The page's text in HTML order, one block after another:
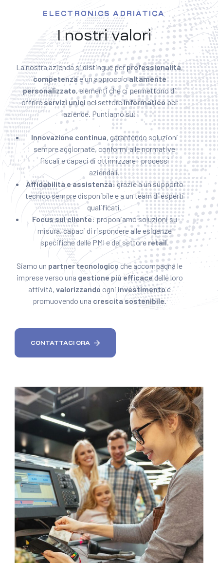
I nostri valori
ELECTRONICS ADRIATICA
La nostra azienda si distingue perprofessionalità,
competenzae un approccioaltamente
personalizzato, elementi che ci permettono di
offrireservizi unici nel settoreinformatico per
aziende. Puntiamo su:
Innovazione continua, garantendo soluzioni
sempre aggiornate, conformi alle normative
fiscali e capaci di ottimizzare i processi
aziendali.
Affidabilità e assistenza: grazie a un supporto
tecnico sempre disponibile e a un team di esperti
qualificati.
Focus sul cliente: proponiamo soluzioni su
misura, capaci di rispondere alle esigenze
specifiche delle PMI e del settore retail.
Siamo un partner tecnologico che accompagna le
imprese verso una gestione più efficacedelle loro
attività,valorizzando ogniinvestimentoe
promuovendo una crescita sostenibile.
CONTATTACI ORA